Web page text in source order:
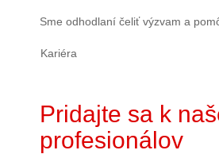
Sme odhodlaní čeliť výzvam a
Kariéra
Pridajte sa k
profesionálov